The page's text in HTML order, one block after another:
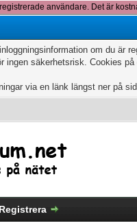
användare. Det är
om du
ingen säkerhetsrisk. Cookies
via en länk längst ner på
Registrera